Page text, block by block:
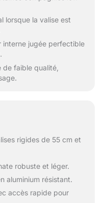
lorsque la valise est
jugée perfectible
faible qualité,
rigides de 55 cm et
robuste et léger.
aluminium résistant.
accès rapide pour